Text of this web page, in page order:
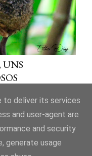
UNS
to deliver its services
and user-agent are
and security
generate usage